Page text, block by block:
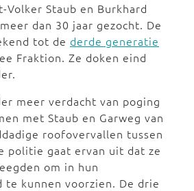
Staub en Burkhard
dan 30 jaar gezocht. De
tot de derde generatie
Fraktion. Ze doken eind
meer verdacht van poging
met Staub en Garweg van
roofovervallen tussen
politie gaat ervan uit dat ze
om in hun
te kunnen voorzien. De drie